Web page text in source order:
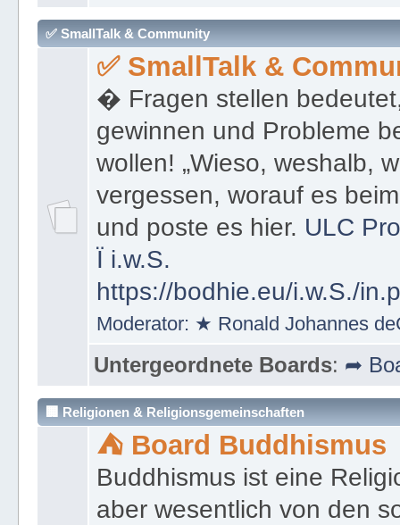
✅ SmallTalk & Community
✅ SmallTalk &
� Fragen stellen
gewinnen und Probleme
wollen! „Wieso, weshalb,
vergessen, worauf es
und poste es hier. ULC
Ï i.w.S.
https://bodhie.eu/i.w.S./
Moderator: ★ Ronald Johannes
Untergeordnete Boards: ➦
🏢 Religionen & Religionsgemeinschaften
⛺ Board Buddhismus
Buddhismus ist eine
aber wesentlich von den